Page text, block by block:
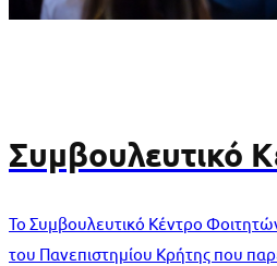
Συμβουλευτικό
Το Συμβουλευτικό Κέντρο
του Πανεπιστημίου Κρήτης που